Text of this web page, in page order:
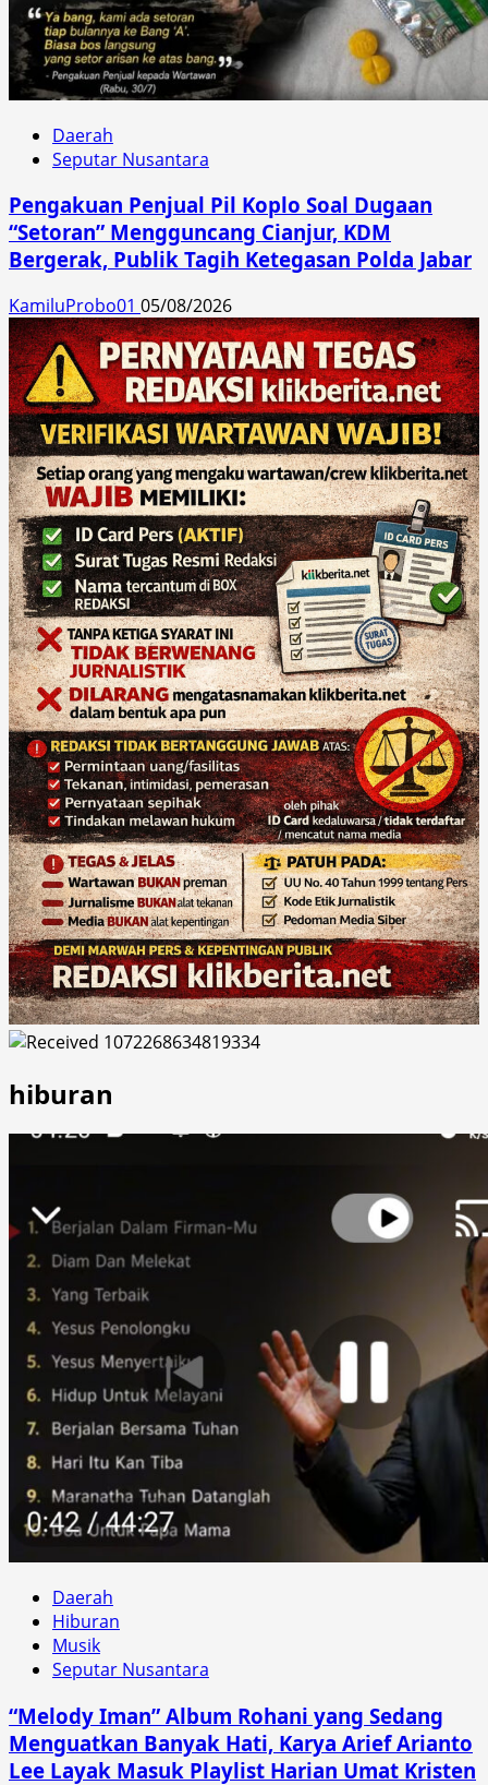
Daerah
Seputar Nusantara
Pengakuan Penjual Pil Koplo Soal Dugaan
“Setoran” Mengguncang Cianjur, KDM
Bergerak, Publik Tagih Ketegasan Polda Jabar
KamiluProbo01 05/08/2026
hiburan
Daerah
Hiburan
Musik
Seputar Nusantara
“Melody Iman” Album Rohani yang Sedang
Menguatkan Banyak Hati, Karya Arief Arianto
Lee Layak Masuk Playlist Harian Umat Kristen